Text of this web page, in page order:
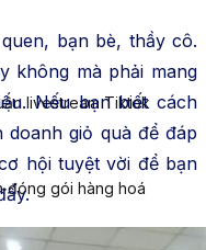
đóng gói hàng hoá
livestream Tiktok
bạn bè, thầy cô.
không mà phải mang
Nếu bạn biết cách
giỏ quà để đáp
hội tuyệt vời để bạn